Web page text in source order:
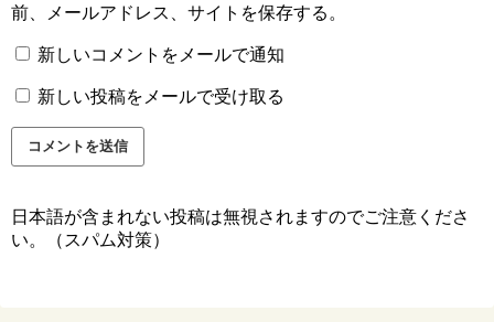
前、メールアドレス、サイトを保存する。
新しいコメントをメールで通知
新しい投稿をメールで受け取る
日本語が含まれない投稿は無視されますのでご注意くださ
い。（スパム対策）